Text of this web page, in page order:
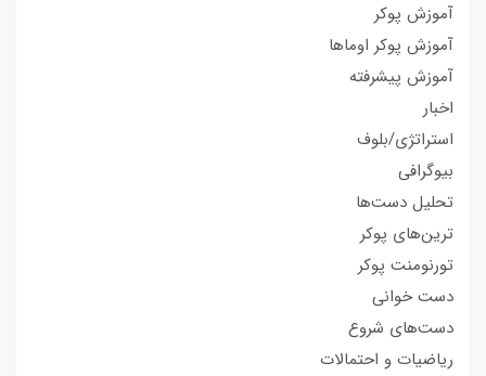
آموزش پوکر
آموزش پوکر اوماها
آموزش پیشرفته
اخبار
استراتژی/بلوف
بیوگرافی
تحلیل دست‌ها
ترین‌های پوکر
تورنومنت پوکر
دست خوانی
دست‌های شروع
ریاضیات و احتمالات